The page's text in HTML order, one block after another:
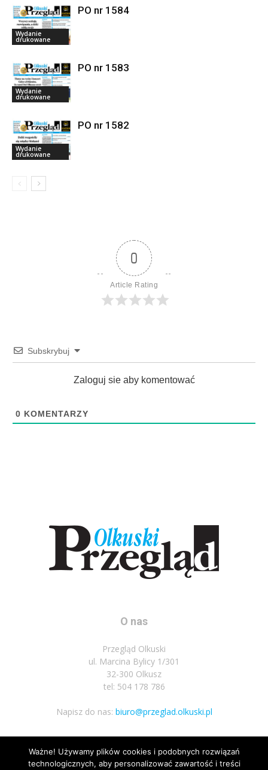
Wydanie
drukowane
PO nr 1584
Wydanie
drukowane
PO nr 1583
Wydanie
drukowane
PO nr 1582
0
Article Rating
Subskrybuj
Zaloguj sie aby komentować
0 KOMENTARZY
O nas
Przegląd Olkuski
ul. Marcina Bylicy 1/301
32-300 Olkusz
tel: 504 178 786
Napisz do nas: biuro@przeglad.olkuski.pl
Podążaj za nami
Ważne! Używamy plików cookies i podobnych rozwiązań
technologicznych, aby personalizować zawartość i treści